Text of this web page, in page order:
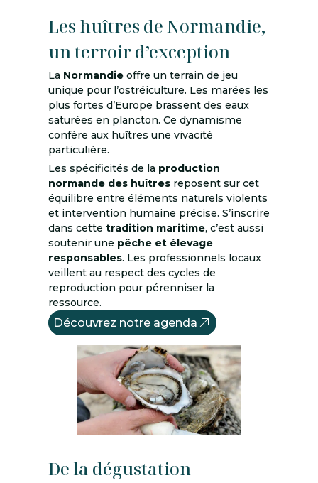
Les huîtres de Normandie,
un terroir d’exception
La Normandie offre un terrain de jeu
unique pour l’ostréiculture. Les marées les
plus fortes d’Europe brassent des eaux
saturées en plancton. Ce dynamisme
confère aux huîtres une vivacité
particulière.
Les spécificités de la production
normande des huîtres reposent sur cet
équilibre entre éléments naturels violents
et intervention humaine précise. S’inscrire
dans cette tradition maritime, c’est aussi
soutenir une pêche et élevage
responsables. Les professionnels locaux
veillent au respect des cycles de
reproduction pour pérenniser la
ressource.
Découvrez notre agenda
De la dégustation